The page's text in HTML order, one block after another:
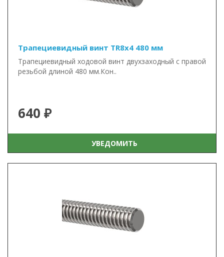
Трапециевидный винт TR8x4 480 мм
Трапециевидный ходовой винт двухзаходный с правой
резьбой длиной 480 мм.Кон..
640 ₽
УВЕДОМИТЬ